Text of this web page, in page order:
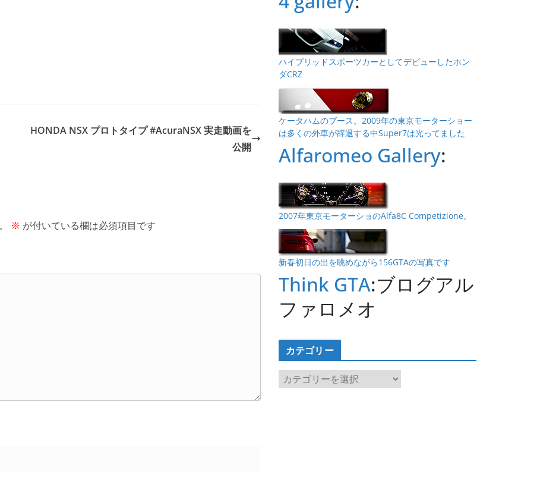
HONDA NSX プロトタイプ #AcuraNSX 実走動画を
公開
※ が付いている欄は必須項目です
ハイブリッドスポーツカーとしてデビューしたホン
ダCRZ
ケータハムのブース。2009年の東京モーターショー
は多くの外車が辞退する中Super7は光ってました
Alfaromeo Gallery:
2007年東京モーターショのAlfa8C Competizione。
新春初日の出を眺めながら156GTAの写真です
Think GTA:ブログアル
ファロメオ
カテゴリー
カ
テ